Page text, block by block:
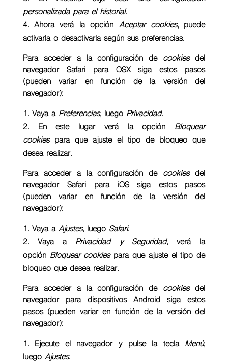
personalizada para el historial.
Ahora verá la opción Aceptar cookies, puede
activarla o desactivarla según sus preferencias.
Para acceder a la configuración de cookies del
navegador
Safari para OSX
siga estos pasos
(pueden variar en función de la versión del
navegador):
Vaya a Preferencias, luego Privacidad.
En este lugar verá la opción
Bloquear
cookies para que ajuste el tipo de bloqueo que
desea realizar.
Para acceder a la configuración de cookies del
navegador
Safari para iOS
siga estos pasos
(pueden variar en función de la versión del
navegador):
Vaya a Ajustes, luego Safari.
Vaya a
Privacidad y Seguridad, verá la
opción Bloquear cookies para que ajuste el tipo de
bloqueo que desea realizar.
Para acceder a la configuración de cookies del
navegador para dispositivos
Android
siga estos
pasos (pueden variar en función de la versión del
navegador):
Ejecute el navegador y pulse la tecla
Menú,
luego Ajustes.